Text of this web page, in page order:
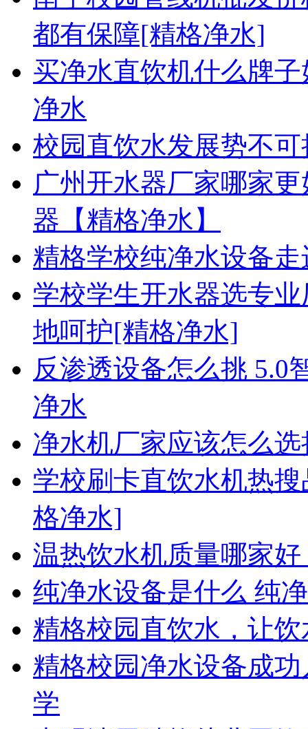
都有保障[精格净水]
买净水直饮机什么牌
净水
校园直饮水发展势不可
广州开水器厂家哪家
器【精格净水】
精格学校纯净水设备
学校学生开水器选专
地呵护[精格净水]
反渗透设备怎么挑 5.0
净水
净水机厂家应该怎么
学校刷卡直饮水机热
格净水]
温热饮水机质量哪家
纯净水设备是什么 纯
精格校园直饮水，让
精格校园净水设备成
学